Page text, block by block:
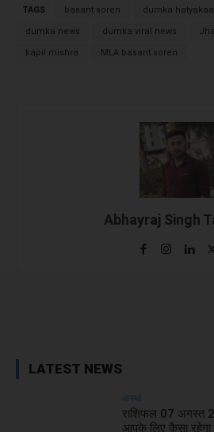
TAGS basant soren dumka
dumka news dumka viral news
kapil mishra MLA basant soren
Abhayraj Singh
LATEST NEWS
आस्था
राशिफल 07 अगस्त
आपके लिए कैसा रहेगा